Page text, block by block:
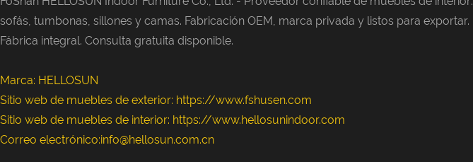
sofás, tumbonas, sillones y camas. Fabricación OEM, marca privada y listos para exportar.
Fábrica integral. Consulta gratuita disponible.
Marca: HELLOSUN
Sitio web de muebles de exterior: https://www.fshusen.com
Sitio web de muebles de interior: https://www.hellosunindoor.com
Correo electrónico:info@hellosun.com.cn